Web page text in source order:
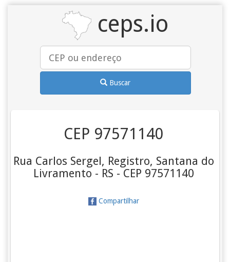
ceps.io
Buscar
CEP 97571140
Rua Carlos Sergel, Registro, Santana do
Livramento - RS - CEP 97571140
Compartilhar